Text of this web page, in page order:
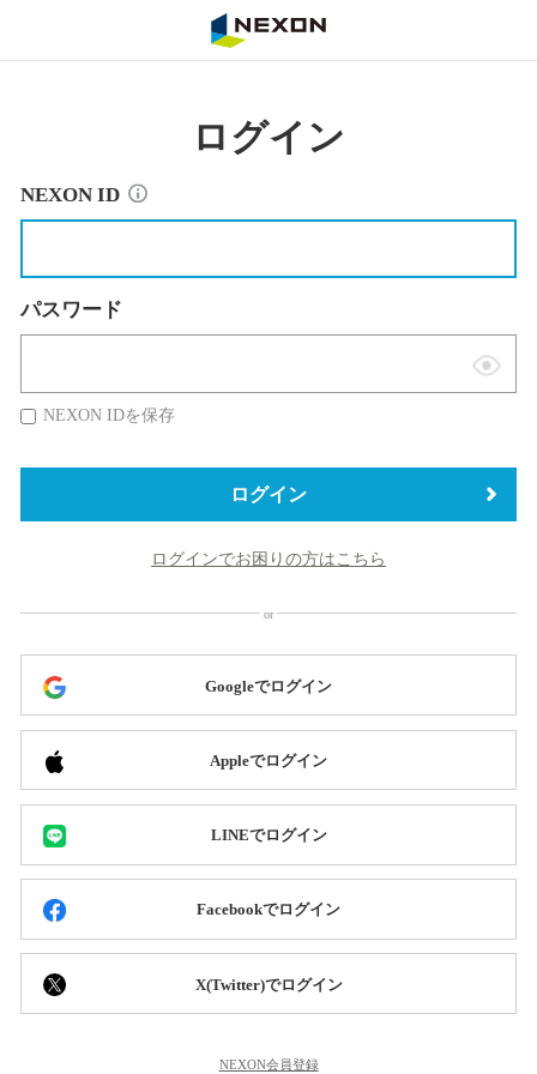
ログイン
NEXON ID
パスワード
表
替
NEXON IDを保存
ログイン
ログインでお困りの方はこちら
Googleでログイン
Appleでログイン
LINEでログイン
Facebookでログイン
X(Twitter)でログイン
NEXON会員登録